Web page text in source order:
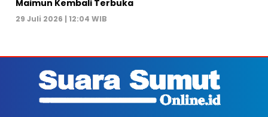
Maimun Kembali Terbuka
29 Juli 2026 | 12:04 WIB